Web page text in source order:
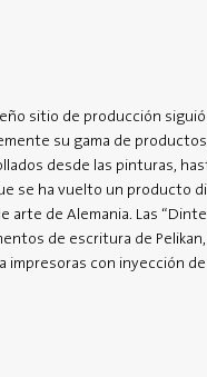
sitio de producción
su gama de
desde las pinturas,
se ha vuelto un producto
arte de Alemania. Las
de escritura de
impresoras con inyección